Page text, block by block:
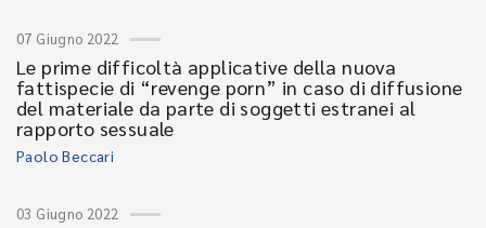
07 Giugno 2022
Le prime difficoltà applicative della nuova
fattispecie di “revenge porn” in caso di diffusione
del materiale da parte di soggetti estranei al
rapporto sessuale
Paolo Beccari
03 Giugno 2022